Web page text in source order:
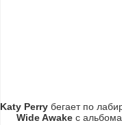
Katy Perry бегает по
Wide Awake с